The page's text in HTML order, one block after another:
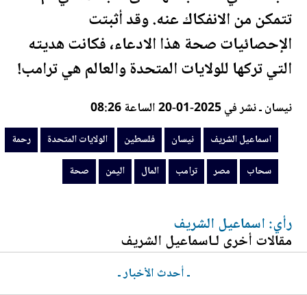
تتمكن من الانفكاك عنه. وقد أثبتت
الإحصائياتصحةهذا الادعاء، فكانت هديته
التي تركها للولايات المتحدة والعالم هيترامب!
نيسان ـ نشر في 2025-01-20 الساعة 08:26
اسماعيل الشريف نيسان فلسطين الولايات المتحدة
رحمة
سحاب
مصر ترامب المال اليمن صحة
رأي: اسماعيل الشريف
مقالات أخرى لـاسماعيل الشريف
ـ أحدث الأخبار ـ